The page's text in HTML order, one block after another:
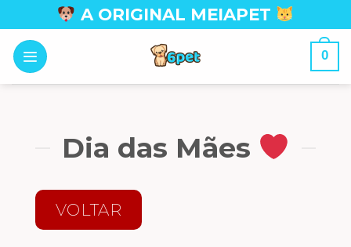
to
content
A ORIGINAL MEIAPET
0
Dia das Mães
VOLTAR